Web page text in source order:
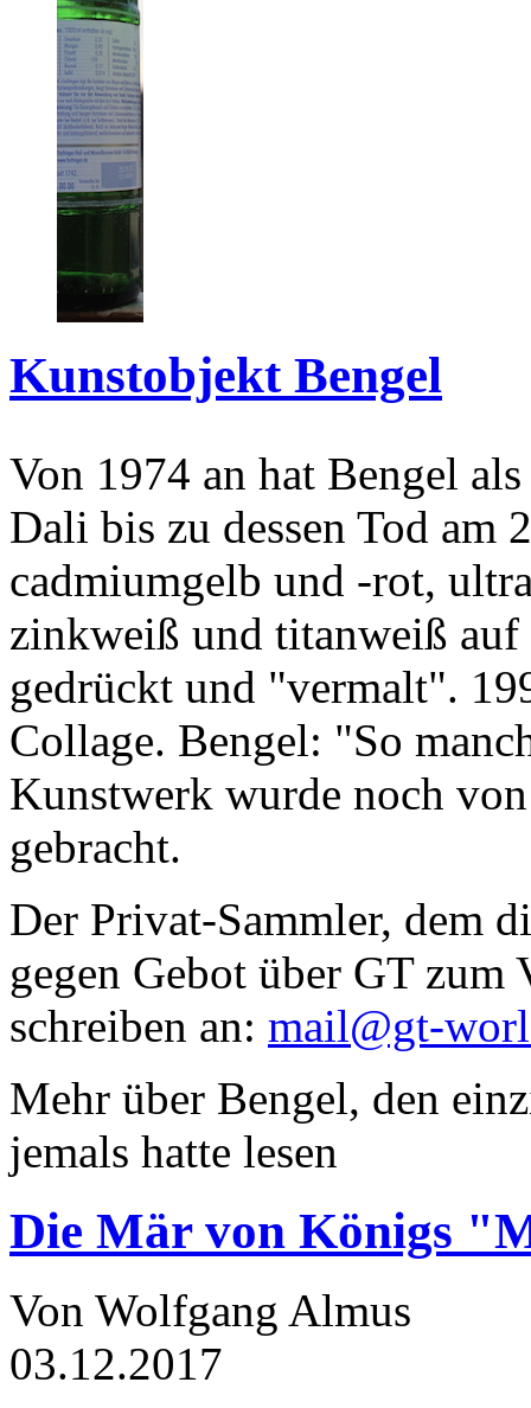
Kunstobjekt Bengel
Von 1974 an hat Bengel
Dali bis zu dessen Tod am
cadmiumgelb und -rot,
zinkweiß und titanweiß
gedrückt und "vermalt".
Collage. Bengel: "So
Kunstwerk wurde noch
gebracht.
Der Privat-Sammler, dem
gegen Gebot über GT zum
schreiben an: mail@gt-
Mehr über Bengel, den
jemals hatte lesen
Die Mär von Königs
Von Wolfgang Almus
03.12.2017